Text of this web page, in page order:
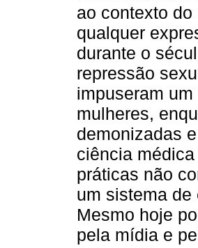
ao contexto
qualquer
durante o
repressão
impuseram
mulheres,
demonizadas
ciência
práticas não
um sistema
Mesmo hoje
pela mídia e